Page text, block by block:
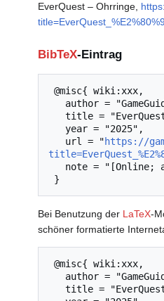
EverQuest – Ohrringe,
BibTeX-Eintrag
   url = "
https://
Bei Benutzung der LaTeX-
schöner formatierte